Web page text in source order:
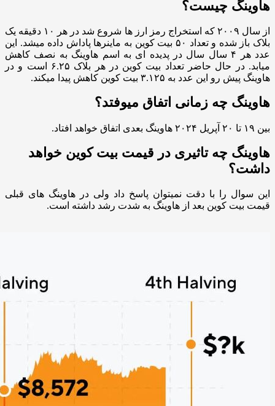
هاوینگ چیست؟
از سال ۲۰۰۹ که استخراج رمز ارز ها شروع شد در هر ۱۰ دقیقه یک
بلاک باز شده و تعداد ۵۰ بیت کوین به ماینرها پاداش داده میشد. این
عدد هر ۴ سال سال در پدیده ای به اسم هاوینگ به نصف کاهش
میابد. در حال حاضر تعداد بیت کوین در هر بلاک ۶.۲۵ است و در
هاوینگ پیش رو این عدد به ۳.۱۲۵ بیت کوین کاهش پیدا میکند.
هاوینگ چه زمانی اتفاق میوفتد؟
بین ۱۹ تا ۲۰ آپریل ۲۰۲۴ هاوینگ بعدی اتفاق خواهد افتاد.
هاوینگ چه تاثیری در قیمت بیت کوین خواهد
داشت؟
این سوال را با دقت نمیتوان پاسخ داد ولی در هاوینگ های قبلی
قیمت بیت کوین بعد از هاوینگ به شدت رشد داشته است.